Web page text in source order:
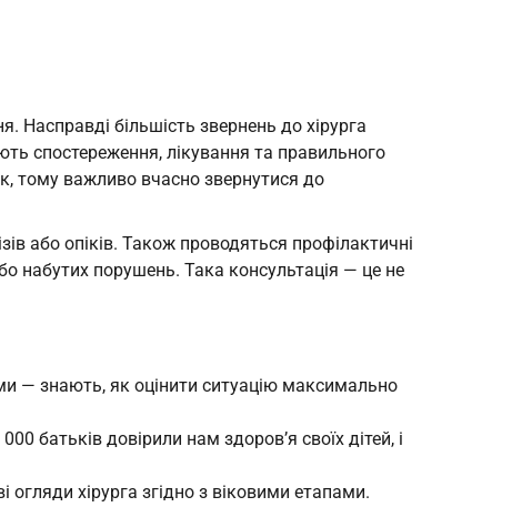
Насправді більшість звернень до хірурга
спостереження, лікування та правильного
тому важливо вчасно звернутися до
або опіків. Також проводяться профілактичні
набутих порушень. Така консультація — це не
— знають, як оцінити ситуацію максимально
батьків довірили нам здоров’я своїх дітей, і
хірурга згідно з віковими етапами.